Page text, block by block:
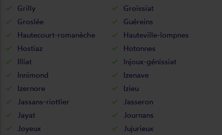
Grilly
Groissiat
Groslée
Guéreins
Hautecourt-romanèche
Hauteville-lompnes
Hostiaz
Hotonnes
Illiat
Injoux-génissiat
Innimond
Izenave
Izernore
Izieu
Jassans-riottier
Jasseron
Jayat
Journans
Joyeux
Jujurieux